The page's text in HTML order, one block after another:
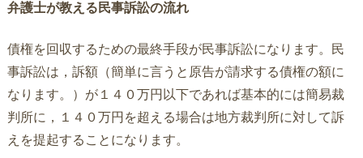
弁護士が教える民事訴訟の流れ
債権を回収するための最終手段が民事訴訟になります。民
事訴訟は，訴額（簡単に言うと原告が請求する債権の額に
なります。）が１４０万円以下であれば基本的には簡易裁
判所に，１４０万円を超える場合は地方裁判所に対して訴
えを提起することになります。